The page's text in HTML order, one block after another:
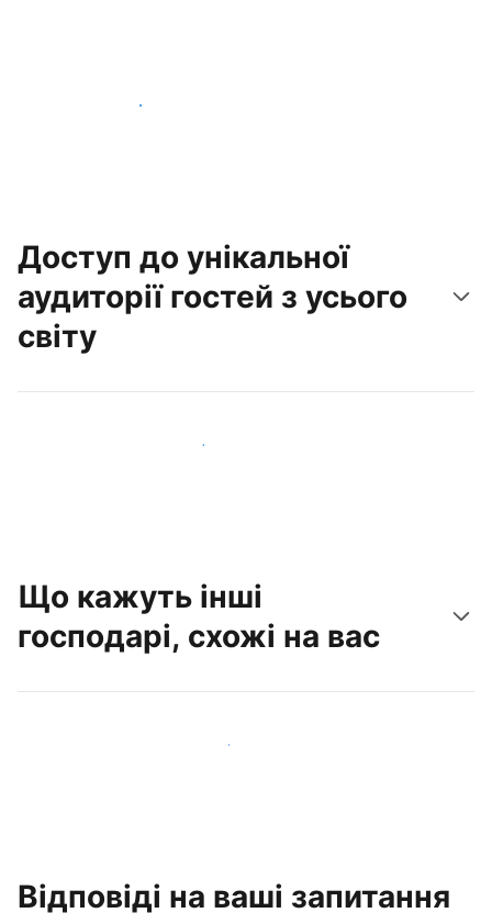
Розпочати вже сьогодні
Доступ до унікальної
аудиторії гостей з усього
світу
Привабити нових гостей вже сьогодні
Що кажуть інші
господарі, схожі на вас
Приєднуйтеся до господарів, схожих на вас
Відповіді на ваші запитання